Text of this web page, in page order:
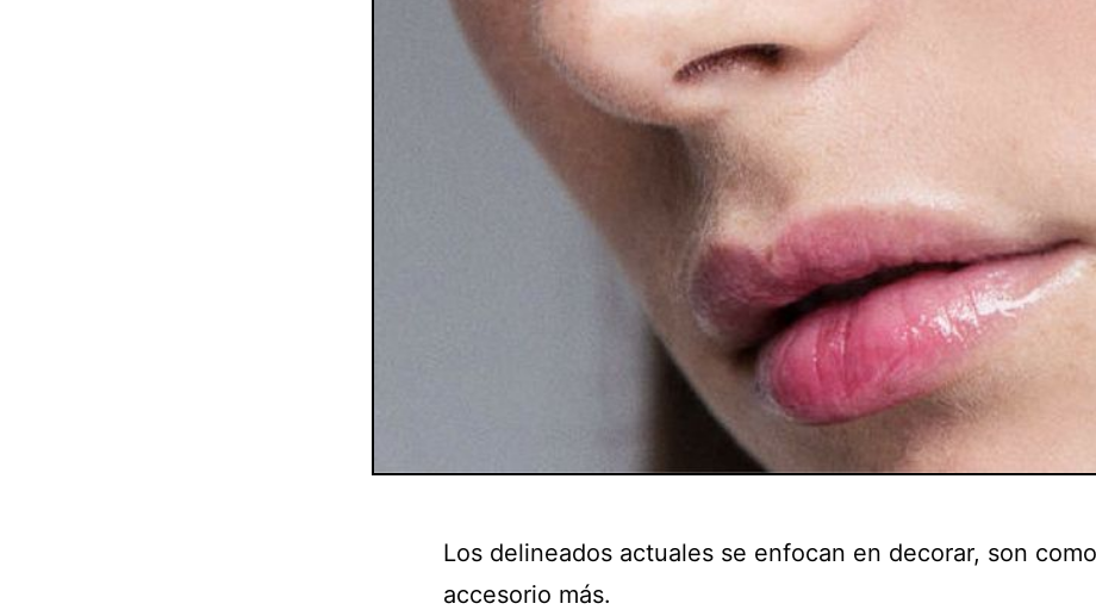
Los delineados actuales se enfocan en decorar, son
accesorio más.